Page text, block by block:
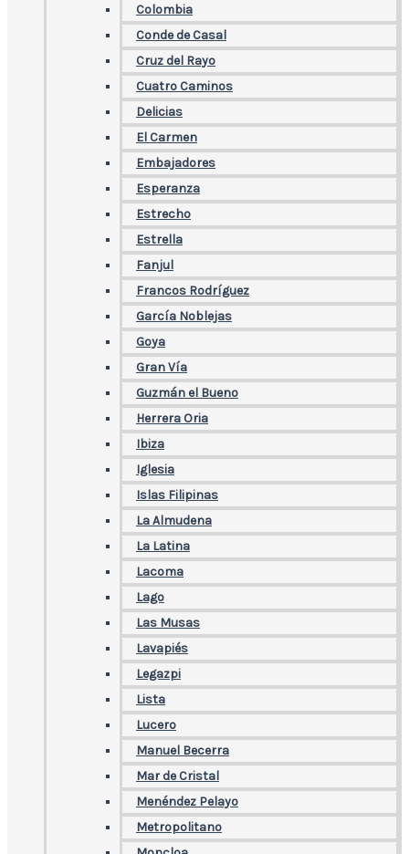
Colombia
Conde de Casal
Cruz del Rayo
Cuatro Caminos
Delicias
El Carmen
Embajadores
Esperanza
Estrecho
Estrella
Fanjul
Francos Rodríguez
García Noblejas
Goya
Gran Vía
Guzmán el Bueno
Herrera Oria
Ibiza
Iglesia
Islas Filipinas
La Almudena
La Latina
Lacoma
Lago
Las Musas
Lavapiés
Legazpi
Lista
Lucero
Manuel Becerra
Mar de Cristal
Menéndez Pelayo
Metropolitano